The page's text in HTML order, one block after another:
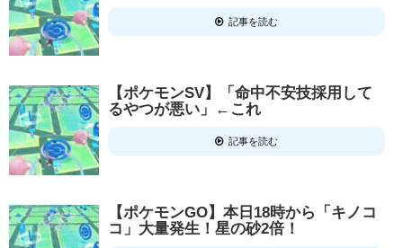
記事を読む
【ポケモンSV】「命中不安技採用して
るやつが悪い」←これ
記事を読む
【ポケモンGO】本日18時から「キノコ
コ」大量発生！星の砂2倍！